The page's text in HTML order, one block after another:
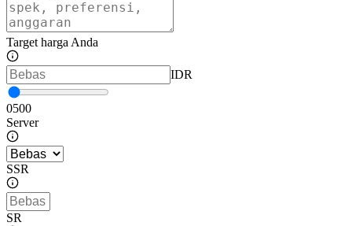
Target harga Anda
IDR
0500
Server
SSR
SR